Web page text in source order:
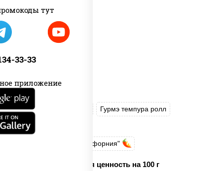
тут
33-33
приложение
Угорь темпура ролл Гурмэ темпура ролл
Запеченный лосось
Запеченный ролл "Калифорния"
Пищевая ценность на 100 г